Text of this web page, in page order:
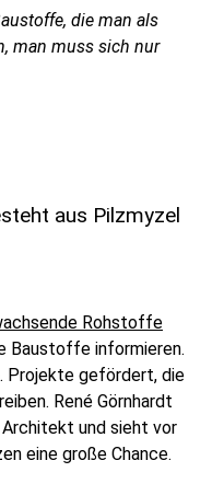
die man als
man muss sich nur
aus Pilzmyzel
Rohstoffe
Baustoffe informieren.
Projekte gefördert, die
René Görnhardt
und sieht vor
eine große Chance.